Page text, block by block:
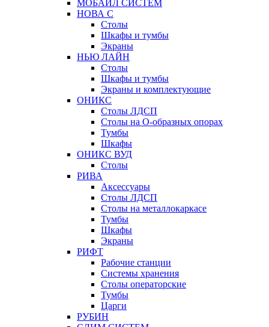
МОБАЙЛ СИСТЕМ
НОВА С
Столы
Шкафы и тумбы
Экраны
НЬЮ ЛАЙН
Столы
Шкафы и тумбы
Экраны и комплектующие
ОНИКС
Столы ЛДСП
Столы на О-образных опорах
Тумбы
Шкафы
ОНИКС ВУД
Столы
РИВА
Аксессуары
Столы ЛДСП
Столы на металлокаркасе
Тумбы
Шкафы
Экраны
РИФТ
Рабочие станции
Системы хранения
Столы операторские
Тумбы
Царги
РУБИН